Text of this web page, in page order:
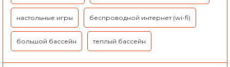
настольные игры беспроводной интернет (wi-fi)
большой бассейн теплый бассейн